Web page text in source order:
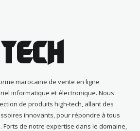
marocaine de vente en ligne
informatique et électronique. Nous
de produits high-tech, allant des
innovants, pour répondre à tous
de notre expertise dans le domaine,